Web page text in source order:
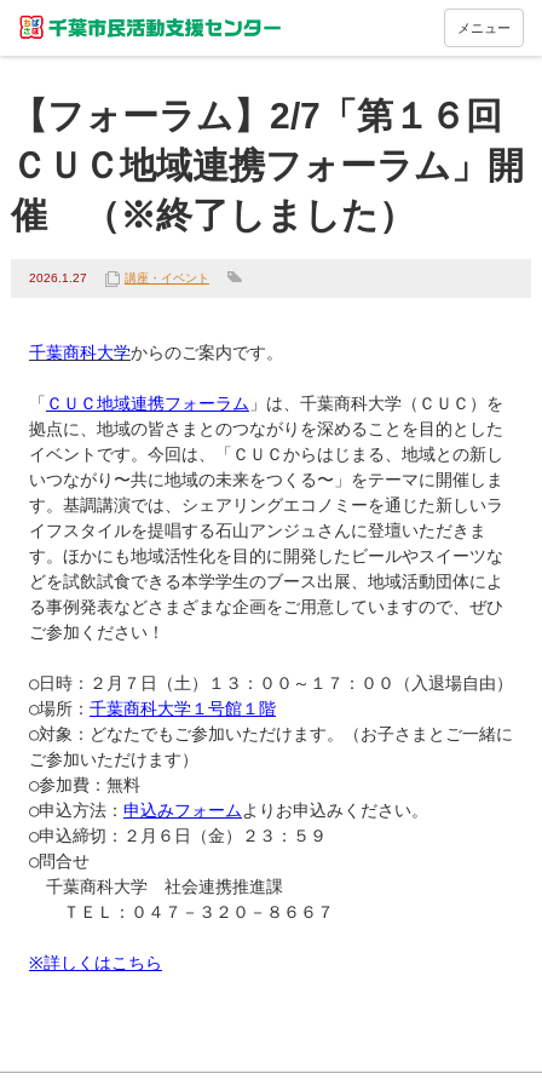
メニュー
【フォーラム】2/7「第１６回
ＣＵＣ地域連携フォーラム」開
催 （※終了しました）
2026.1.27 講座・イベント
千葉商科大学からのご案内です。
「 ＣＵＣ地域連携フォーラム 」は、千葉商科大学（ＣＵＣ）を
拠点に、地域の皆さまとのつながりを深めることを目的とした
イベントです。今回は、「ＣＵＣからはじまる、地域との新し
いつながり〜共に地域の未来をつくる〜」をテーマに開催しま
す。基調講演では、シェアリングエコノミーを通じた新しいラ
イフスタイルを提唱する石山アンジュさんに登壇いただきま
す。ほかにも地域活性化を目的に開発したビールやスイーツな
どを試飲試食できる本学学生のブース出展、地域活動団体によ
る事例発表などさまざまな企画をご用意していますので、ぜひ
ご参加ください！
○日時：２月７日（土）１３：００～１７：００（入退場自由）
○場所： 千葉商科大学１号館１階
○対象：どなたでもご参加いただけます。（お子さまとご一緒に
ご参加いただけます）
○参加費：無料
○申込方法： 申込みフォームよりお申込みください。
○申込締切：２月６日（金）２３：５９
○問合せ
千葉商科大学　社会連携推進課
ＴＥＬ：０４７－３２０－８６６７
※詳しくはこちら